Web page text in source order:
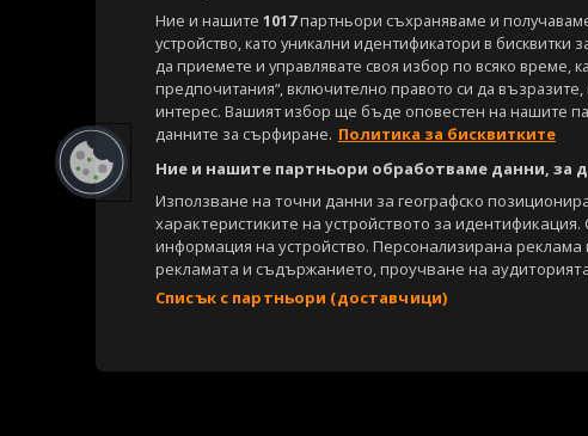
Ние и нашите 1017партньори съхраняваме и
устройство, като уникални идентификатори в
да приемете и управлявате своя избор по всяко време,
предпочитания“, включително правото си да възразите,
интерес. Вашият избор ще бъде оповестен на нашите
данните за сърфиране. Политика за бисквитките
Ние и нашите партньори обработваме данни, за
Използване на точни данни за географско
характеристиките на устройството за
информация на устройство. Персонализирана
рекламата и съдържанието, проучване на
Списък с партньори (доставчици)